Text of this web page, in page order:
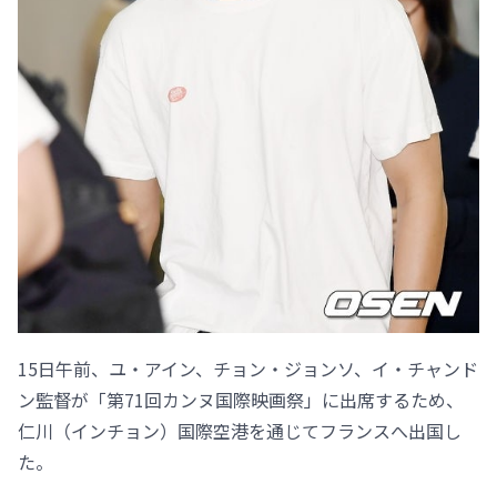
15日午前、ユ・アイン、チョン・ジョンソ、イ・チャンド
ン監督が「第71回カンヌ国際映画祭」に出席するため、
仁川（インチョン）国際空港を通じてフランスへ出国し
た。